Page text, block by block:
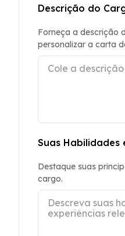
Descrição do
Forneça a descrição
personalizar a carta
Suas Habilidades
Destaque suas
cargo.